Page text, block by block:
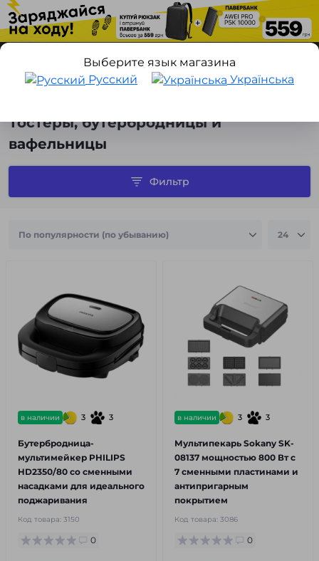
Тостеры, бутербродницы и
вафельницы
Выберите язык магазина
Русский
Українська
Фильтр
в наличии 3 3
Бутербродница-
мультимейкер PHILIPS
HD2350/80 со сменными
насадками для идеального
поджаривания
Код товара: 3150
0
в наличии 3 3
Мультипекарь Sokany SK-
08137 мощностью 800 Вт с
7 сменными пластинами и
антипригарным
покрытием
Код товара: 3086
0